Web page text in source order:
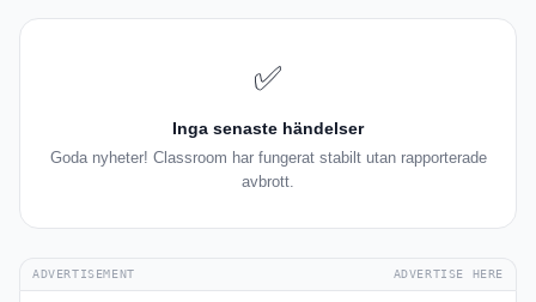
✅
Inga senaste händelser
Goda nyheter! Classroom har fungerat stabilt utan rapporterade
avbrott.
ADVERTISEMENT ADVERTISE HERE